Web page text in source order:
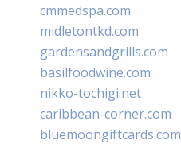
cmmedspa.com
midletontkd.com
gardensandgrills.com
basilfoodwine.com
nikko-tochigi.net
caribbean-corner.com
bluemoongiftcards.com